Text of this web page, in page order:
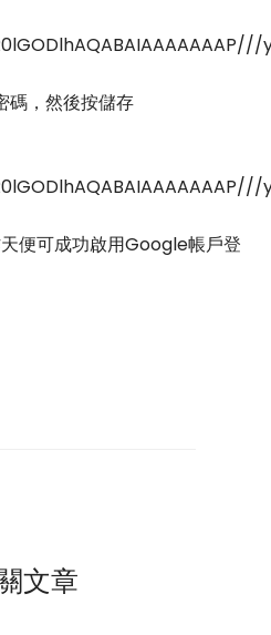
碼，然後按儲存
便可成功啟用Google帳戶登
文章